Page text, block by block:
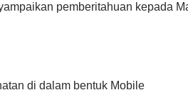
pemberitahuan kepada
di dalam bentuk Mobile